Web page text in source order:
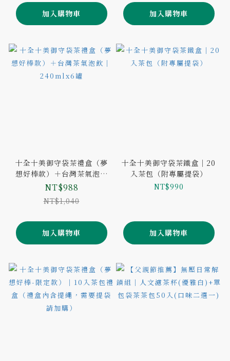
加入購物車 加入購物車
十全十美御守袋茶禮盒（夢
想好棒款）＋台灣茶氣泡飲
｜240mlx6罐
NT$988
NT$1,040
加入購物車
十全十美御守袋茶鐵盒｜20
入茶包（附專屬提袋）
NT$990
加入購物車